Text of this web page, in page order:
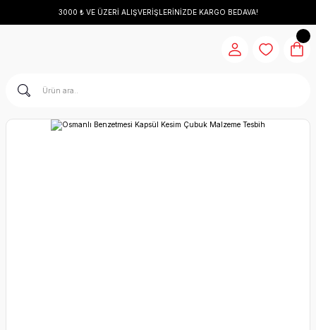
3000 ₺ VE ÜZERİ ALIŞVERİŞLERİNİZDE KARGO BEDAVA!